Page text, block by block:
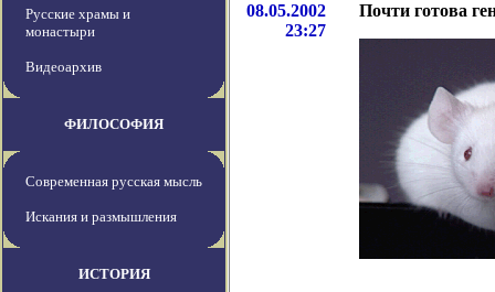
Русские храмы и
монастыри
Видеоархив
ФИЛОСОФИЯ
Современная русская мысль
Искания и размышления
ИСТОРИЯ
08.05.2002
23:27
Почти готова